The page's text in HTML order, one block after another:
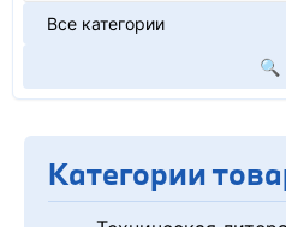
🔍
Категории